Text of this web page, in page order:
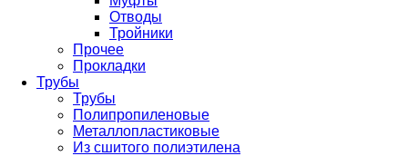
Отводы
Тройники
Прочее
Прокладки
Трубы
Трубы
Полипропиленовые
Металлопластиковые
Из сшитого полиэтилена